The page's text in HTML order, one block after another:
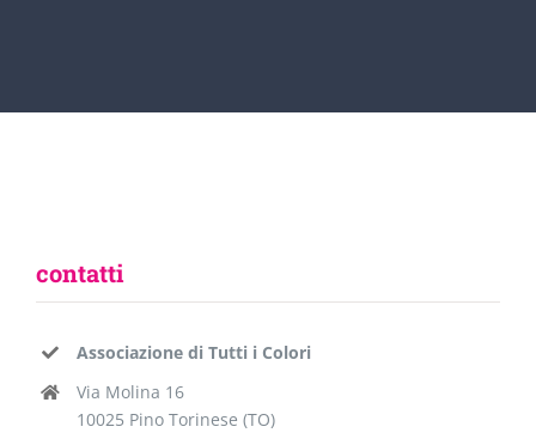
contatti
Associazione di Tutti i Colori
Via Molina 16
10025 Pino Torinese (TO)